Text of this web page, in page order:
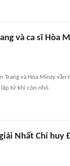
và ca sĩ Hòa
Trang và Hòa Minzy
từ khi còn nhỏ.
Nhất Chỉ